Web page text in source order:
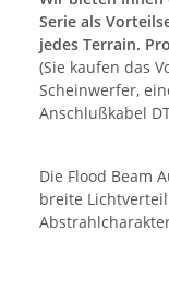
Serie als
jedes Terrain.
(Sie kaufen das
Scheinwerfer,
Anschlußkabel
Die Flood Beam
breite